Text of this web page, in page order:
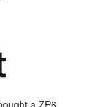
a ZP6